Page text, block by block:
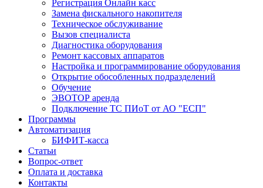
Регистрация Онлайн касс
Замена фискального накопителя
Техническое обслуживание
Вызов специалиста
Диагностика оборудования
Ремонт кассовых аппаратов
Настройка и программирование оборудования
Открытие обособленных подразделений
Обучение
ЭВОТОР аренда
Подключение ТС ПИоТ от АО "ЕСП"
Программы
Автоматизация
БИФИТ-касса
Статьи
Вопрос-ответ
Оплата и доставка
Контакты